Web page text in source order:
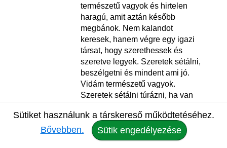
természetű vagyok és hirtelen
haragú, amit aztán később
megbánok. Nem kalandot
keresek, hanem végre egy igazi
társat, hogy szerethessek és
szeretve legyek. Szeretek sétálni,
beszélgetni és mindent ami jó.
Vidám természetű vagyok.
Szeretek sétálni túrázni, ha van
kapcsolat céljából regisztráltam
az oldalra. Távolság...
Sütiket használunk a társkereső működtetéséhez.
Bővebben.
Sütik engedélyezése